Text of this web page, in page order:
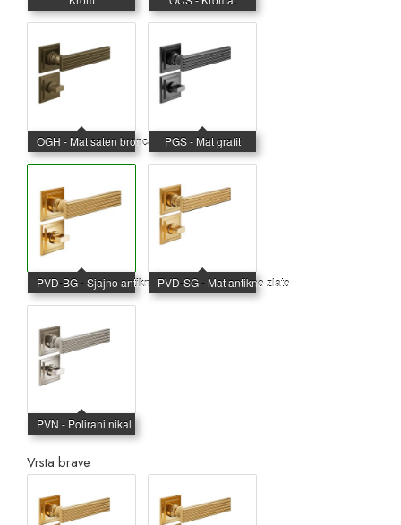
Vrsta brave